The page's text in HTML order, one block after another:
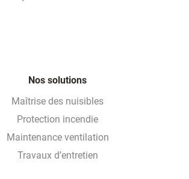
Nos solutions
Maîtrise des nuisibles
Protection incendie
Maintenance ventilation
Travaux d’entretien